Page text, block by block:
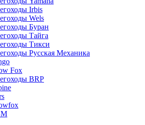
Irbis
Wels
Буран
Тайга
Тикси
Русская Механика
Fox
BRP